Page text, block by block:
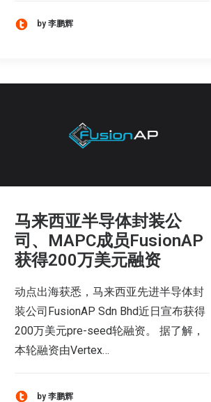
by 李鹏辉
马来西亚半导体封装公
司、MAPC成员FusionAP
获得200万美元融资
动点出海获悉，马来西亚先进半导体封
装公司FusionAP Sdn Bhd近日宣布获得
200万美元pre-seed轮融资。 据了解，
本轮融资由Vertex…
by 李鹏辉